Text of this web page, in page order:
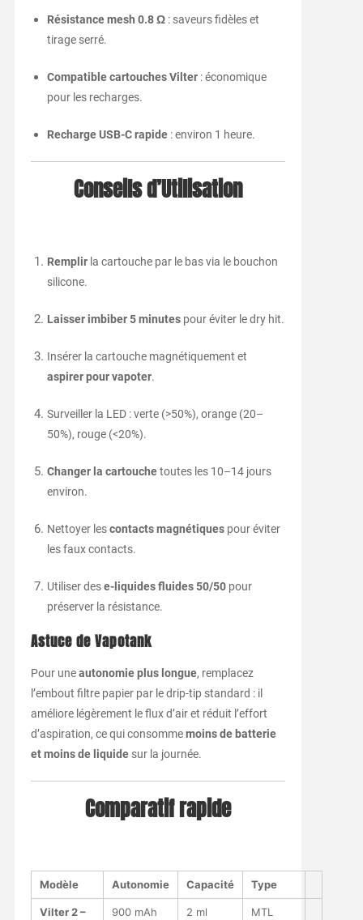
Résistance mesh 0.8 Ω: saveurs fidèles et
tirage serré.
Compatible cartouches Vilter: économique
pour les recharges.
Recharge USB-C rapide: environ 1 heure.
Conseils d’Utilisation
Remplirla cartouche par le bas via le bouchon
silicone.
Laisser imbiber 5 minutespour éviter le dry hit.
Insérer la cartouche magnétiquement et
aspirer pour vapoter.
Surveiller la LED : verte (>50%), orange (20–
50%), rouge (<20%).
Changer la cartouchetoutes les 10–14 jours
environ.
Nettoyer lescontacts magnétiquespour éviter
les faux contacts.
Utiliser dese-liquides fluides 50/50pour
préserver la résistance.
Astuce de Vapotank
Pour uneautonomie plus longue, remplacez
l’embout filtre papier par le drip-tip standard : il
améliore légèrement le flux d’air et réduit l’effort
d’aspiration, ce qui consommemoins de batterie
et moins de liquidesur la journée.
Comparatif rapide
Modèle Autonomie Capacité Type
Vilter 2 –
900 mAh 2 ml
MTL